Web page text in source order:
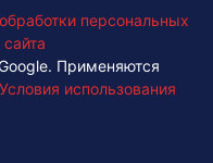
персональных
Применяются
Условия использования